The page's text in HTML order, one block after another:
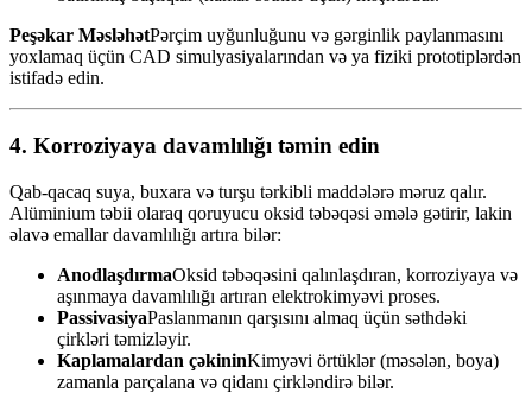
Peşəkar MəsləhətPərçim uyğunluğunu və gərginlik paylanmasını
yoxlamaq üçün CAD simulyasiyalarından və ya fiziki prototiplərdən
istifadə edin.
4. Korroziyaya davamlılığı təmin edin
Qab-qacaq suya, buxara və turşu tərkibli maddələrə məruz qalır.
Alüminium təbii olaraq qoruyucu oksid təbəqəsi əmələ gətirir, lakin
əlavə emallar davamlılığı artıra bilər:
AnodlaşdırmaOksid təbəqəsini qalınlaşdıran, korroziyaya və
aşınmaya davamlılığı artıran elektrokimyəvi proses.
PassivasiyaPaslanmanın qarşısını almaq üçün səthdəki
çirkləri təmizləyir.
Kaplamalardan çəkininKimyəvi örtüklər (məsələn, boya)
zamanla parçalana və qidanı çirkləndirə bilər.